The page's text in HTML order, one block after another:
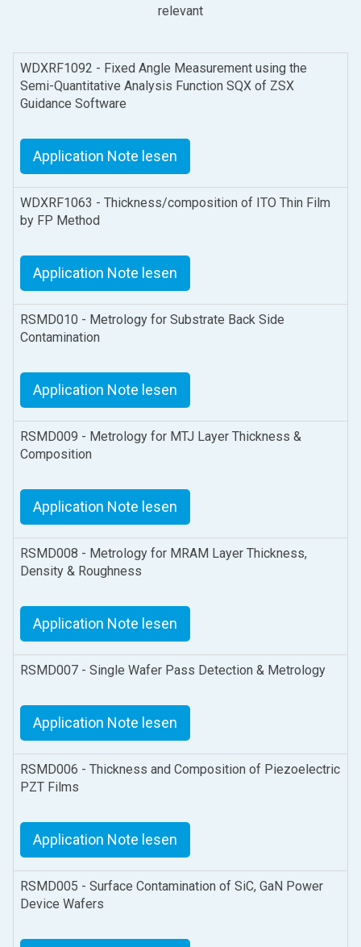
relevant
WDXRF1092 - Fixed Angle Measurement using the
Semi-Quantitative Analysis Function SQX of ZSX
Guidance Software
Application Note lesen
WDXRF1063 - Thickness/composition of ITO Thin Film
by FP Method
Application Note lesen
RSMD010 - Metrology for Substrate Back Side
Contamination
Application Note lesen
RSMD009 - Metrology for MTJ Layer Thickness &
Composition
Application Note lesen
RSMD008 - Metrology for MRAM Layer Thickness,
Density & Roughness
Application Note lesen
RSMD007 - Single Wafer Pass Detection & Metrology
Application Note lesen
RSMD006 - Thickness and Composition of Piezoelectric
PZT Films
Application Note lesen
RSMD005 - Surface Contamination of SiC, GaN Power
Device Wafers